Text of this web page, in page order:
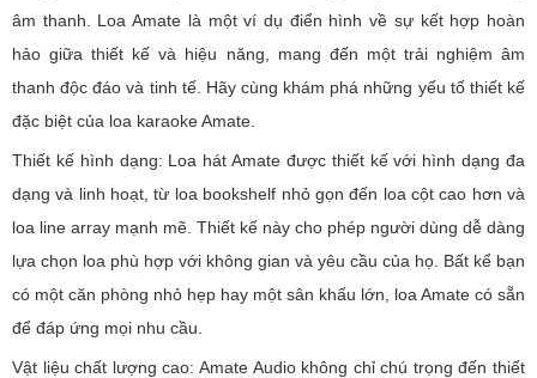
âm thanh. Loa Amate là một ví dụ điển hình về sự kết hợp hoàn
hảo giữa thiết kế và hiệu năng, mang đến một trải nghiệm âm
thanh độc đáo và tinh tế. Hãy cùng khám phá những yếu tố thiết kế
đặc biệt của loa karaoke Amate.
Thiết kế hình dạng: Loa hát Amate được thiết kế với hình dạng đa
dạng và linh hoạt, từ loa bookshelf nhỏ gọn đến loa cột cao hơn và
loa line array mạnh mẽ. Thiết kế này cho phép người dùng dễ dàng
lựa chọn loa phù hợp với không gian và yêu cầu của họ. Bất kể bạn
có một căn phòng nhỏ hẹp hay một sân khấu lớn, loa Amate có sẵn
để đáp ứng mọi nhu cầu.
Vật liệu chất lượng cao: Amate Audio không chỉ chú trọng đến thiết